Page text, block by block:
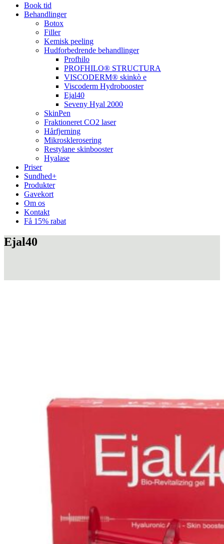
Book tid
Behandlinger
Botox
Filler
Kemisk peeling
Hudforbedrende behandlinger
Profhilo
PROFHILO® STRUCTURA
VISCODERM® skinkò e
Viscoderm Hydrobooster
Ejal40
Seveny Hyal 2000
SkinPen
Fraktioneret CO2 laser
Hårfjerning
Mikrosklerosering
Restylane skinbooster
Hyalase
Priser
Sundhed+
Produkter
Gavekort
Om os
Kontakt
Få 15% rabat
Ejal40